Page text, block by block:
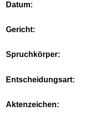
Datum:
Gericht:
Spruchkörper:
Entscheidungsart:
Aktenzeichen: